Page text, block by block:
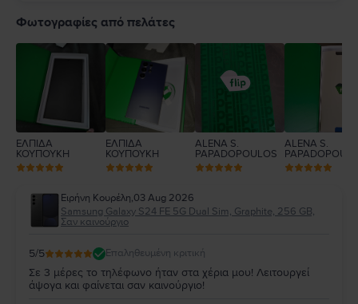
4
Φωτογραφίες από πελάτες
ΕΛΠΙΔΑ
ΚΟΥΠΟΥΚΗ
ΕΛΠΙΔΑ
ΚΟΥΠΟΥΚΗ
ALENA S.
PAPADOPOULOS
ALENA S.
Ειρήνη Κουρέλη,03 Aug 2026
Samsung Galaxy S24 FE 5G Dual Sim, Graphite, 256 GB,
Σαν καινούργιο
5/5 Επαληθευμένη κριτική
Σε 3 μέρες το τηλέφωνο ήταν στα χέρια μου! Λειτουργεί
άψογα και φαίνεται σαν καινούργιο!